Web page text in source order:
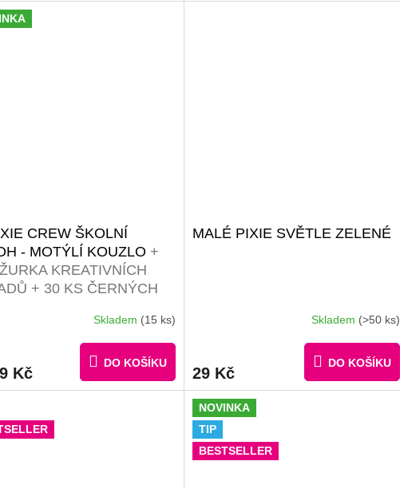
CREW ŠKOLNÍ
- MOTÝLÍ KOUZLO +
KREATIVNÍCH
+ 30 KS ČERNÝCH
Skladem (15 ks)
Kč
DO KOŠÍKU
MALÉ PIXIE SVĚTLE ZELENÉ
Skladem (>50 ks)
29 Kč
DO KOŠÍKU
NOVINKA
TIP
BESTSELLER